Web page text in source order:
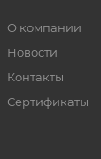
О компании
Новости
Контакты
Сертификаты